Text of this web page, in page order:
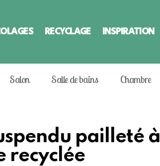
RECYCLAGE INSPIRATION
Salon Salle de bains Chambre
pailleté à
recyclée